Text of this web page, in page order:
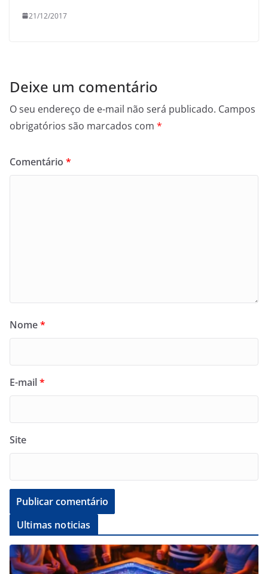
21/12/2017
Deixe um comentário
O seu endereço de e-mail não será publicado. Campos
obrigatórios são marcados com *
Comentário *
Nome*
E-mail*
Site
Ultimas noticias